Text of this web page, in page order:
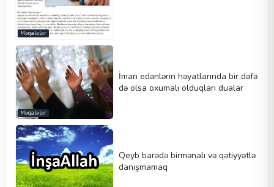
Məqalələr
Məqalələr
İman edənlərin həyatlarında bir dəfə
də olsa oxumalı olduqları dualar
Qeyb barədə birmənalı və qətiyyətlə
danışmamaq